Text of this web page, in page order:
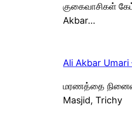
குகைவாசிகள்
Akbar…
Ali Akbar
மரணத்தை
Masjid, Trichy